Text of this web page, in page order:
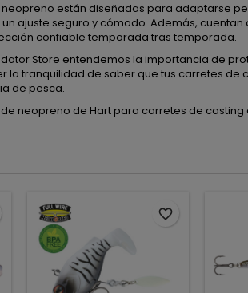
están diseñadas para adaptarse
ajuste seguro y cómodo. Además, cuentan
confiable temporada tras temporada.
Store entendemos la importancia de
la tranquilidad de saber que tus carretes de
de pesca.
neopreno de Hart para carretes de casting
favorite_border